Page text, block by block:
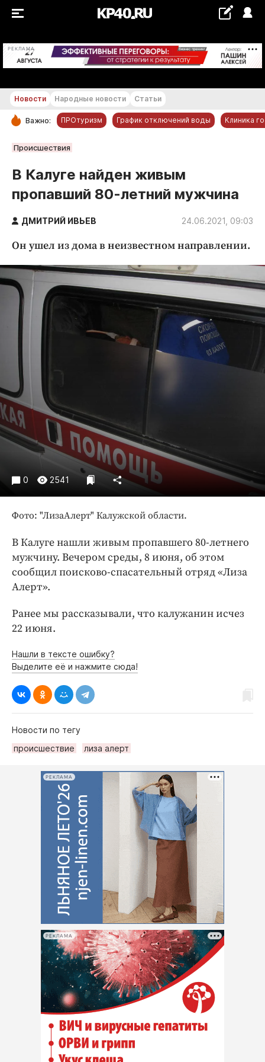
РЕКЛАМА +18...+19 °С
РУБРИКИ
Новости компаний
Статьи
Народные новости
Криминал
Культура
Недвижимость и ЖКХ
Образование
Общество
Происшествия
Спорт
Экономика и бизнес
ПРОЕКТЫ
Блоги
Издания
Медиаперсона
Клиника года
Бренд года
Работодатель года
Новости Народные новости Статьи
Важно: ПРОтуризм График отключений воды Клиника
Происшествия
В Калуге найден живым
пропавший 80-летний мужчина
ДМИТРИЙ ИВЬЕВ 24.06.2021, 09:03
Он ушел из дома в неизвестном направлении.
0 2541
Фото: "ЛизаАлерт" Калужской области.
В Калуге нашли живым пропавшего 80-летнего
мужчину. Вечером среды, 8 июня, об этом
сообщил поисково-спасательный отряд «Лиза
Алерт».
Ранее мы рассказывали, что калужанин исчез
22 июня.
Нашли в тексте ошибку?
Выделите её и нажмите сюда!
Новости по тегу
происшествие
лиза алерт
РЕКЛАМА
РЕКЛАМА